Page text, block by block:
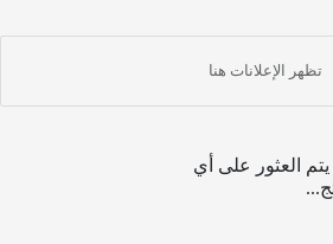
العثور على أي